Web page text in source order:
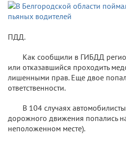
ПДД.
Как сообщили в ГИБДД
или отказавшийся проходить
лишенными прав. Еще двое
ответственности.
В 104 случаях
дорожного движения попались
неположенном месте).